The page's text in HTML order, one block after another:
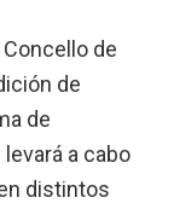
Concello de
de
de
a cabo
distintos